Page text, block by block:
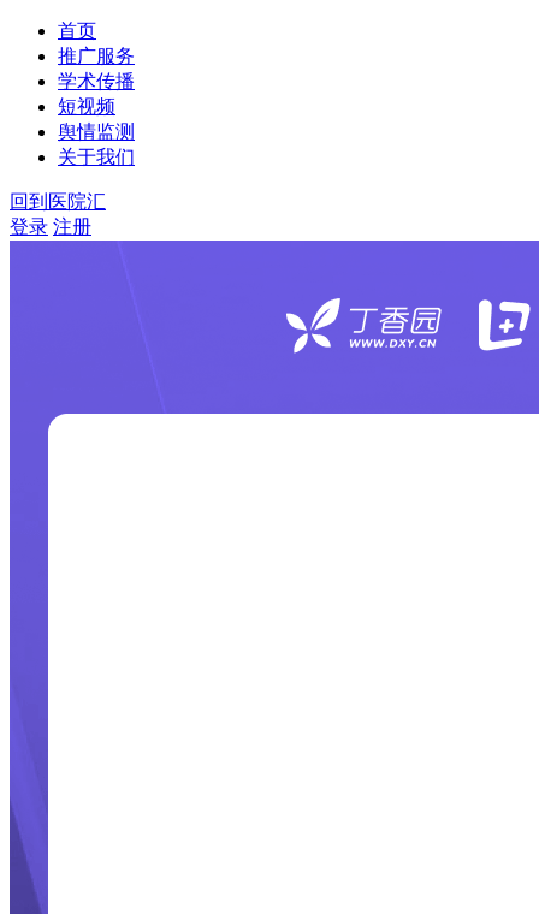
首页
推广服务
学术传播
短视频
舆情监测
关于我们
回到医院汇
登录 注册